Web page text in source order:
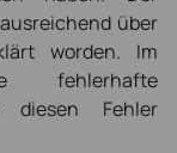
über
worden. Im
fehlerhafte
diesen Fehler